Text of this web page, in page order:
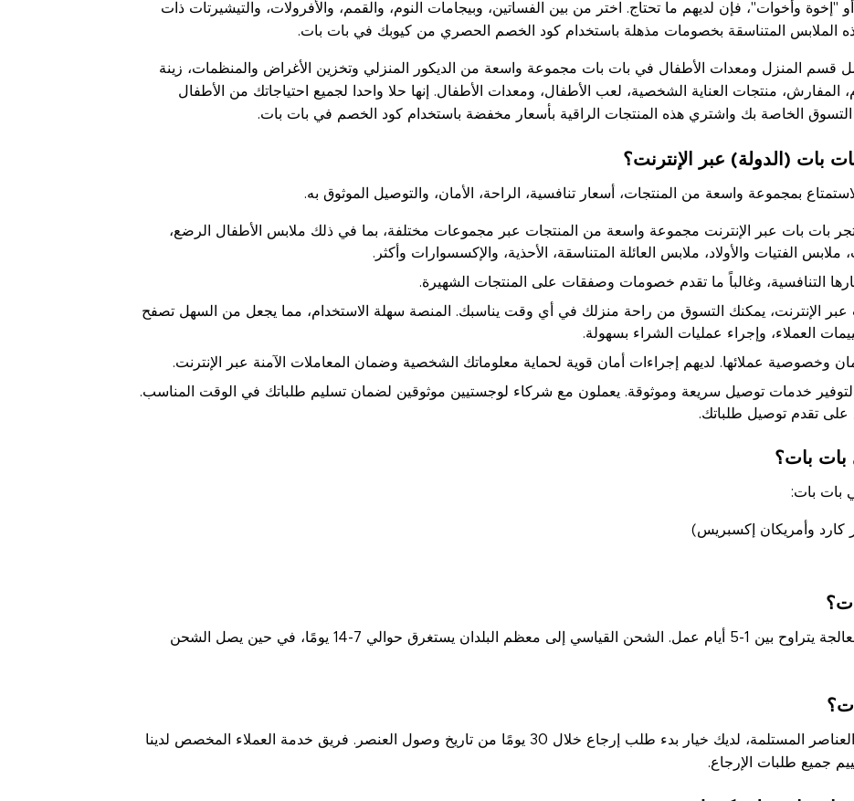
وأخوات"، فإن لديهم ما تحتاج. اختر من بين الفساتين، وبيجامات النوم، والقمم، والأفرولات، والتيشيرتات ذات
الملابس المتناسقة بخصومات مذهلة باستخدام كود الخصم الحصري من كيوبك في بات بات.
قسم المنزل ومعدات الأطفال في بات بات مجموعة واسعة من الديكور المنزلي وتخزين الأغراض والمنظمات، زينة
المفارش، منتجات العناية الشخصية، لعب الأطفال، ومعدات الأطفال. إنها حلا واحدا لجميع احتياجاتك من الأطفال
التسوق الخاصة بك واشتري هذه المنتجات الراقية بأسعار مخفضة باستخدام كود الخصم في بات بات.
بات (الدولة) عبر الإنترنت؟
بمجموعة واسعة من المنتجات، أسعار تنافسية، الراحة، الأمان، والتوصيل الموثوق به.
بات بات عبر الإنترنت مجموعة واسعة من المنتجات عبر مجموعات مختلفة، بما في ذلك ملابس الأطفال الرضع،
الفتيات والأولاد، ملابس العائلة المتناسقة، الأحذية، والإكسسوارات وأكثر.
التنافسية، وغالباً ما تقدم خصومات وصفقات على المنتجات الشهيرة.
الإنترنت، يمكنك التسوق من راحة منزلك في أي وقت يناسبك. المنصة سهلة الاستخدام، مما يجعل من السهل تصفح
العملاء، وإجراء عمليات الشراء بسهولة.
وخصوصية عملائها. لديهم إجراءات أمان قوية لحماية معلوماتك الشخصية وضمان المعاملات الآمنة عبر الإنترنت.
خدمات توصيل سريعة وموثوقة. يعملون مع شركاء لوجستيين موثوقين لضمان تسليم طلباتك في الوقت المناسب.
على تقدم توصيل طلباتك.
بات بات؟
بات بات:
كارد وأمريكان إكسبريس)
الطلبات بالجملة عادة ما تستغرق وقت معالجة يتراوح بين 1-5 أيام عمل. الشحن القياسي إلى معظم البلدان يستغرق حوالي 7-14 يومًا، في حين يصل الشحن
إذا وجدت حجمًا أو جودةً غير مرضية في العناصر المستلمة، لديك خيار بدء طلب إرجاع خلال 30 يومًا من تاريخ وصول العنصر. فريق خدمة العملاء المخصص لدينا
جميع طلبات الإرجاع.